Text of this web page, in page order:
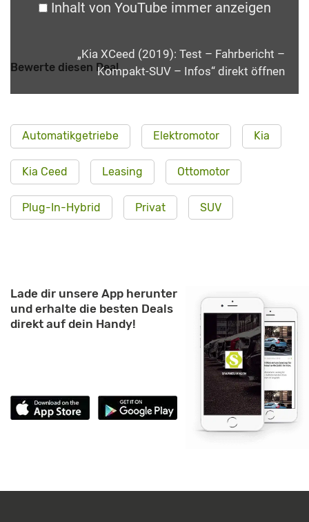
Inhalt von YouTube immer anzeigen
„Kia XCeed (2019): Test – Fahrbericht –
Kompakt-SUV – Infos“ direkt öffnen
Bewerte diesen Deal
Automatikgetriebe Elektromotor Kia
Kia Ceed Leasing Ottomotor
Plug-In-Hybrid Privat SUV
Lade dir unsere App herunter
und erhalte die besten Deals
direkt auf dein Handy!